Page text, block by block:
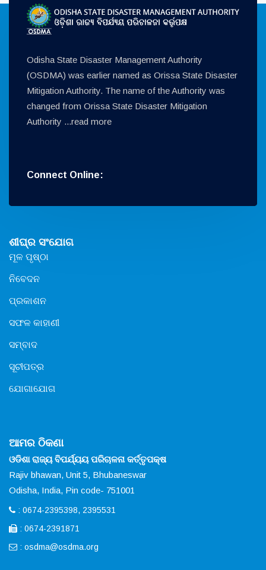
Odisha State Disaster Management Authority
(OSDMA) was earlier named as Orissa State Disaster
Mitigation Authority. The name of the Authority was
changed from Orissa State Disaster Mitigation
Authority ...read more
Connect Online:
ଶୀଘ୍ର ସଂଯୋଗ
ମୂଳ ପୃଷ୍ଠା
ନିବେଦନ
ପ୍ରକାଶନ
ସଫଳ କାହାଣୀ
ସମ୍ବାଦ
ସୂଚୀପତ୍ର
ଯୋଗାଯୋଗ
ଆମର ଠିକଣା
ଓଡିଶା ରାଜ୍ୟ ବିପର୍ଯ୍ୟୟ ପରିଚାଳନା କର୍ତ୍ତୃପକ୍ଷ
Rajiv bhawan, Unit 5, Bhubaneswar
Odisha, India, Pin code- 751001
: 0674-2395398, 2395531
: 0674-2391871
: osdma@osdma.org